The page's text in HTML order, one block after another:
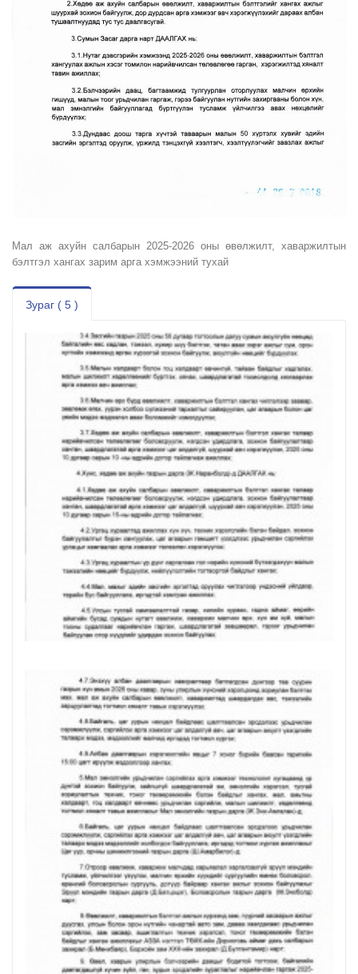
Мал аж ахуйн салбарын 2025-2026 оны өвөлжилт, хаваржилтын
бэлтгэл хангах зарим арга хэмжээний тухай
Зураг ( 5 )